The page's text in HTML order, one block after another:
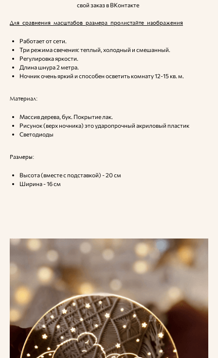
свой заказ в ВКонтакте
Для сравнения масштабов размера пролистайте изображения
Работает от сети.
Три режима свечения: теплый, холодный и смешанный.
Регулировка яркости.
Длина шнура 2 метра.
Ночник очень яркий и способен осветить комнату 12-15 кв. м.
Материал:
Массив дерева, бук. Покрытие лак.
Рисунок (верх ночника) это ударопрочный акриловый пластик
Светодиоды
Размеры:
Высота (вместе с подставкой) - 20 см
Ширина - 16 см